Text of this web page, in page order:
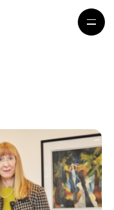
留学＆キャリア